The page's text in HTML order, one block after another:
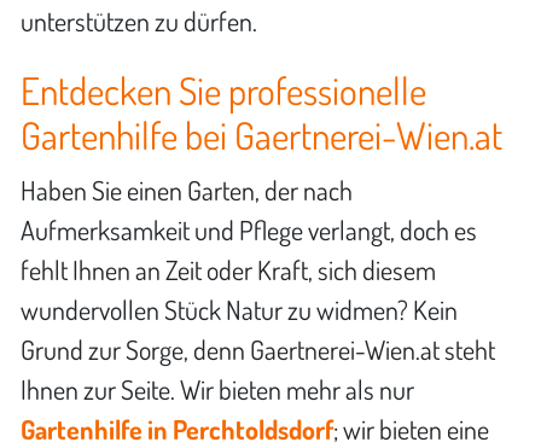
unterstützen zu dürfen.
Entdecken Sie professionelle
Gartenhilfe bei Gaertnerei-Wien.at
Haben Sie einen Garten, der nach
Aufmerksamkeit und Pflege verlangt, doch es
fehlt Ihnen an Zeit oder Kraft, sich diesem
wundervollen Stück Natur zu widmen? Kein
Grund zur Sorge, denn Gaertnerei-Wien.at steht
Ihnen zur Seite. Wir bieten mehr als nur
Gartenhilfe in Perchtoldsdorf; wir bieten eine